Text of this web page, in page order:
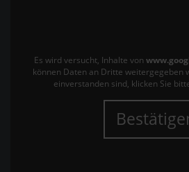
Es wird versucht, Inhalte von
können Daten an Dritte weitergegeben
einverstanden sind, klicken Sie